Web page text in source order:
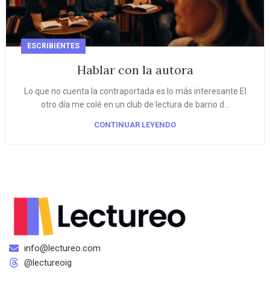
ESCRIBIENTES
Hablar con la autora
Lo que no cuenta la contraportada es lo más interesante El
otro día me colé en un club de lectura de barrio d...
CONTINUAR LEYENDO
info@lectureo.com
@lectureoig